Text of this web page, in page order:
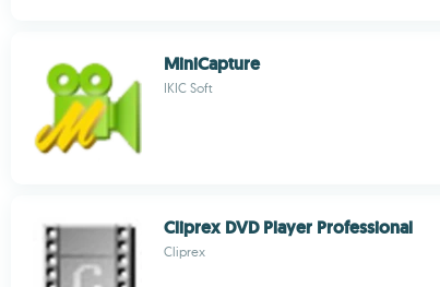
MiniCapture
IKIC Soft
Cliprex DVD Player Professional
Cliprex